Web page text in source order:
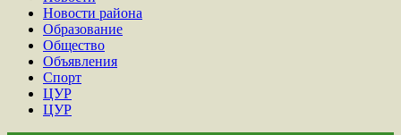
Новости района
Образование
Общество
Объявления
Спорт
ЦУР
ЦУР